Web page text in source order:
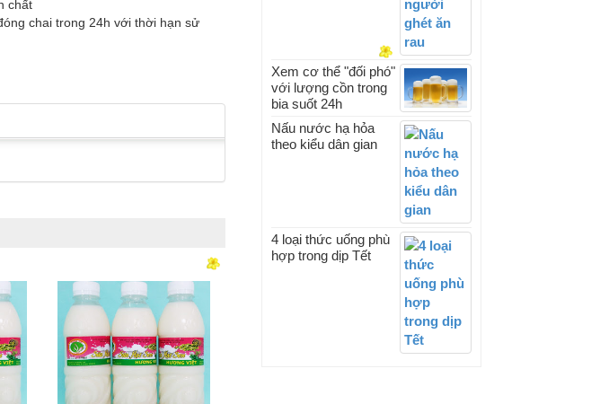
chất
chai trong 24h với thời hạn sử
Xem cơ thể "đối phó"
với lượng cồn trong
bia suốt 24h
Nấu nước hạ hỏa
theo kiểu dân gian
4 loại thức uống phù
hợp trong dịp Tết